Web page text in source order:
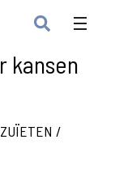
kansen
/